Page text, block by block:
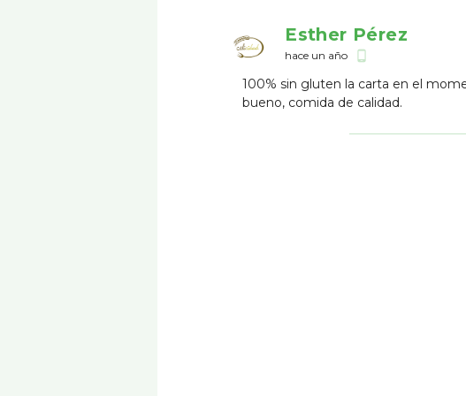
Esther Pérez
hace un año phone_android
100% sin gluten la carta en el
bueno, comida de calidad.